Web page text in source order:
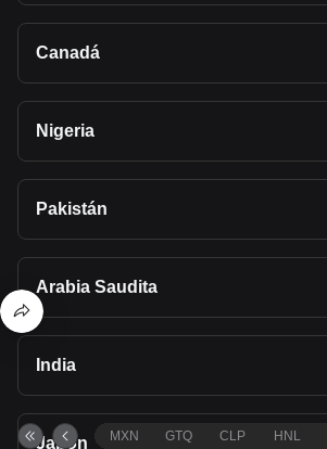
Canadá
Nigeria
Pakistán
Arabia Saudita
India
Japón MXN GTQ CLP HNL